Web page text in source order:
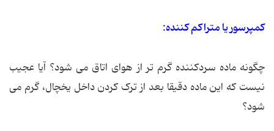
کمپرسور یا متراکم کننده:
چگونه ماده سردکننده گرم تر از هوای اتاق می شود؟ آیا عجیب
نیست که این ماده دقیقا بعد از ترک کردن داخل یخچال، گرم می
شود؟